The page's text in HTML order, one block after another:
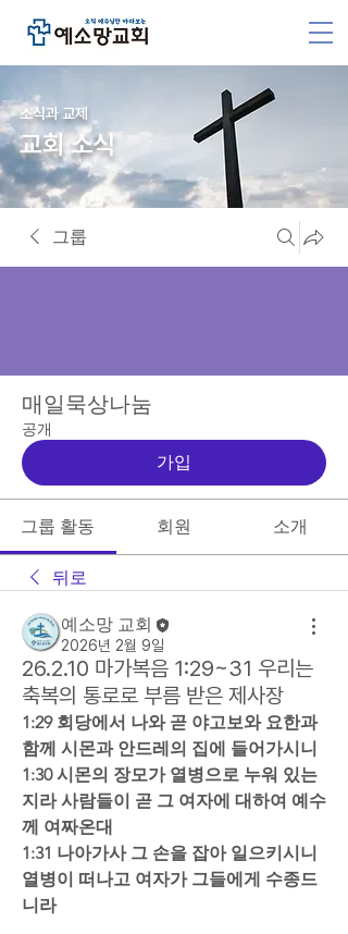
소식과 교제
교회 소식
그룹
매일묵상나눔
공개
가입
그룹 활동 회원 소개
뒤로
예소망 교회
2026년 2월 9일
26.2.10 마가복음 1:29~31 우리는
축복의 통로로 부름 받은 제사장
1:29 회당에서 나와 곧 야고보와 요한과
함께 시몬과 안드레의 집에 들어가시니
1:30 시몬의 장모가 열병으로 누워 있는
지라 사람들이 곧 그 여자에 대하여 예수
께 여짜온대
1:31 나아가사 그 손을 잡아 일으키시니
열병이 떠나고 여자가 그들에게 수종드
니라